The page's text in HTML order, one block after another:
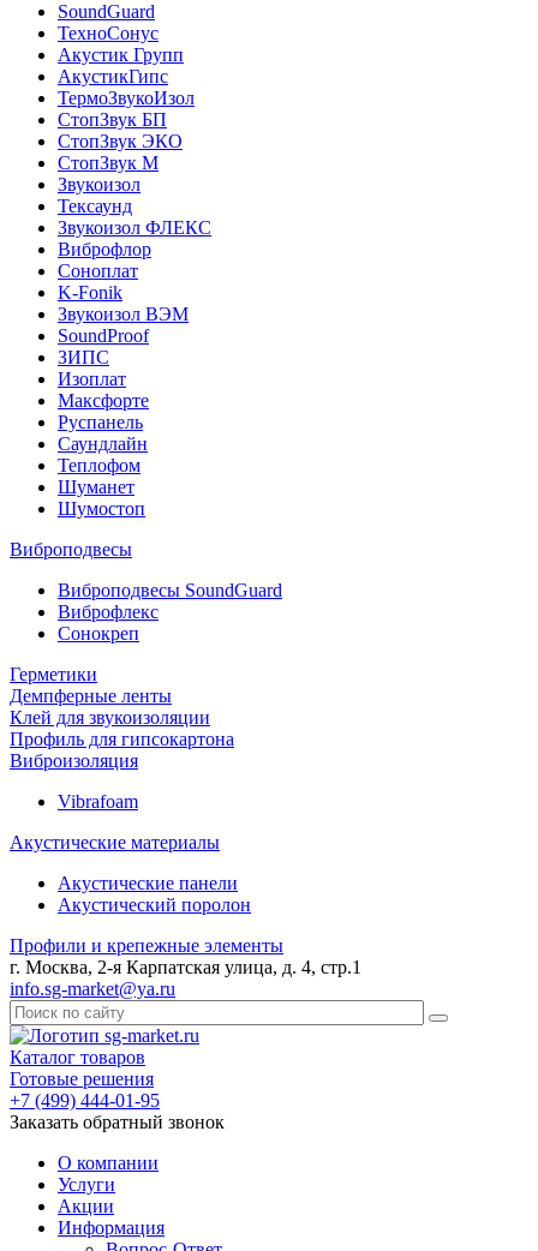
SoundGuard
ТехноСонус
Акустик Групп
АкустикГипс
ТермоЗвукоИзол
СтопЗвук БП
СтопЗвук ЭКО
СтопЗвук М
Звукоизол
Тексаунд
Звукоизол ФЛЕКС
Виброфлор
Соноплат
K-Fonik
Звукоизол ВЭМ
SoundProof
ЗИПС
Изоплат
Максфорте
Руспанель
Саундлайн
Теплофом
Шуманет
Шумостоп
Виброподвесы
Виброподвесы SoundGuard
Виброфлекс
Сонокреп
Герметики
Демпферные ленты
Клей для звукоизоляции
Профиль для гипсокартона
Виброизоляция
Vibrafoam
Акустические материалы
Акустические панели
Акустический поролон
Профили и крепежные элементы
г. Москва, 2-я Карпатская улица, д. 4, стр.1
info.sg-market@ya.ru
Каталог товаров
Готовые решения
+7 (499) 444-01-95
Заказать обратный звонок
О компании
Услуги
Акции
Информация